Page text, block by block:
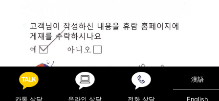
카톡 상담 온라인 상담 전화 상담
漢語
English